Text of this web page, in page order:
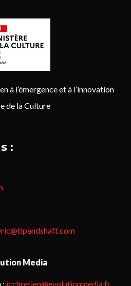
à l’émergence et à l’innovation
de la Culture
:
Media
: jcchretien@evolutionmedia.fr